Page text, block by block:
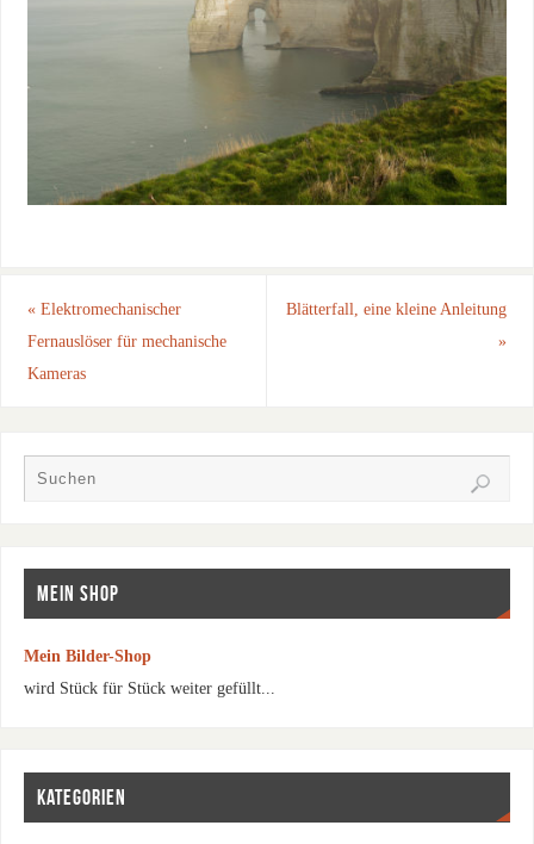
«Elektromechanischer
Fernauslöser für mechanische
Kameras
Blätterfall, eine kleine Anleitung
»
MEIN SHOP
Mein Bilder-Shop
wird Stück für Stück weiter gefüllt...
KATEGORIEN